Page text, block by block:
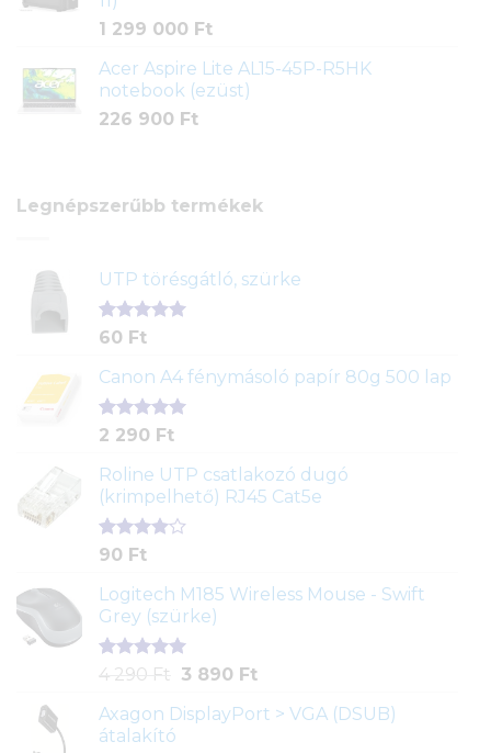
1 299 000 Ft
Acer Aspire Lite AL15-45P-R5HK
notebook (ezüst)
226 900 Ft
Legnépszerűbb termékek
UTP törésgátló, szürke
Értékelés
ből,
1
értékelés
alapján
60 Ft
Canon A4 fénymásoló papír 80g 500 lap
Értékelés
ből,
2
értékelés
alapján
2 290 Ft
Roline UTP csatlakozó dugó
(krimpelhető) RJ45 Cat5e
Értékelés
5-ből,
2
értékelés
alapján
90 Ft
Logitech M185 Wireless Mouse - Swift
Grey (szürke)
Értékelés
ből,
1
értékelés
alapján
4 290 Ft
Original
was:
3 890 FtCurrent
is:
Axagon DisplayPort > VGA (DSUB)
átalakító